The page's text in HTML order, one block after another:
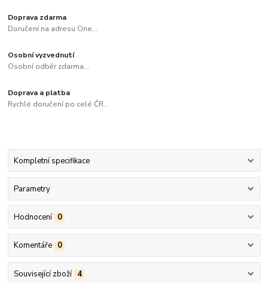
Doprava zdarma
Doručení na adresu One...
Osobní vyzvednutí
Osobní odběr zdarma...
Doprava a platba
Rychlé doručení po celé ČR...
Kompletní specifikace
Parametry
Hodnocení 0
Komentáře 0
Související zboží 4